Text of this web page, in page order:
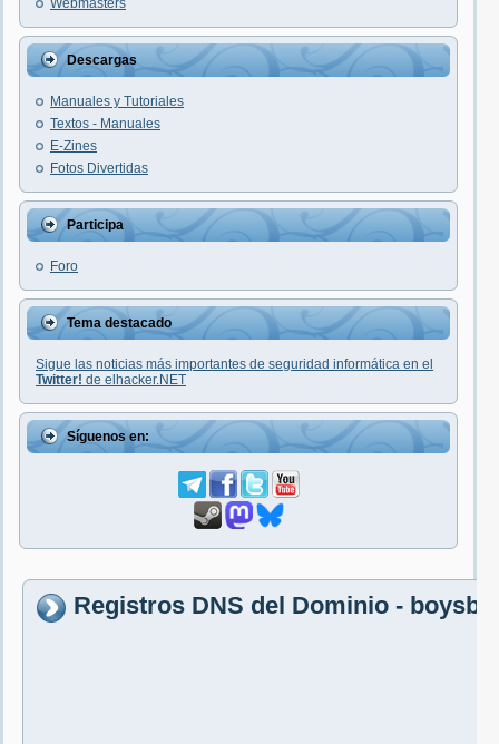
Webmasters
Descargas
Manuales y Tutoriales
Textos - Manuales
E-Zines
Fotos Divertidas
Participa
Foro
Tema destacado
Sigue las noticias más importantes de seguridad informática en el
Twitter! de elhacker.NET
Síguenos en:
Registros DNS del Dominio -